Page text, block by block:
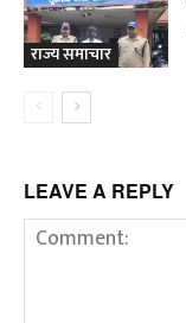
राज्य समाचार
LEAVE A REPLY